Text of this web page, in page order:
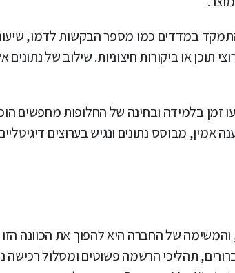
במדדים כמו מספר הבקשות לדמו,
תוכן או ביקורות חיצוניות. שילוב של
זמן בלמידה ובחינה של החלופות מחפשים
אמין, מבוסס נתונים ונגיש בערוצים
של החברה היא להפוך את הכוונה
תהליכי הרשמה פשוטים ומסלול רכישה